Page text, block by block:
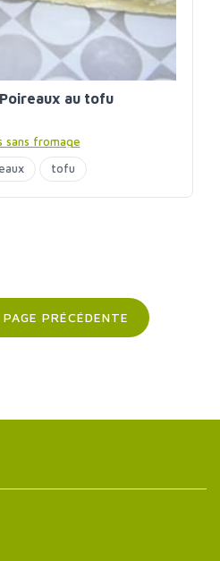
au tofu
sans fromage
tofu
PRÉCÉDENTE